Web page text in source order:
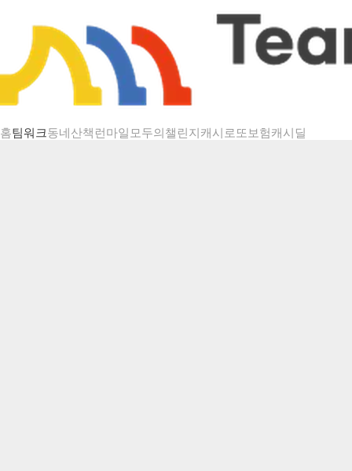
홈팀워크동네산책 런마일모두의챌린지캐시로또보험캐시딜
챌린지 상세